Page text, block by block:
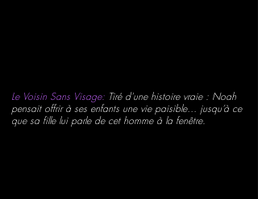
Le Voisin Sans Visage: Tiré d'une histoire vraie : Noah
pensait offrir à ses enfants une vie paisible… jusqu’à ce
que sa fille lui parle de cet homme à la fenêtre.